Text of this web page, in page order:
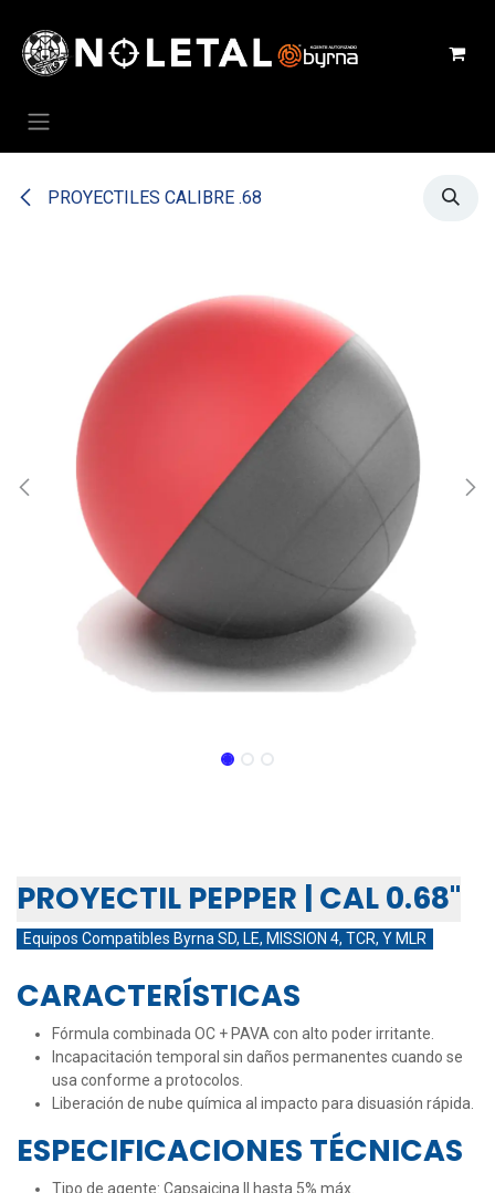
PROYECTILES CALIBRE .68
PROYECTIL PEPPER | CAL 0.68"
Equipos Compatibles Byrna SD, LE, MISSION 4, TCR, Y MLR
CARACTERÍSTICAS
Fórmula combinada OC + PAVA con alto poder irritante.
Incapacitación temporal sin daños permanentes cuando se
usa conforme a protocolos.
Liberación de nube química al impacto para disuasión rápida.
ESPECIFICACIONES TÉCNICAS
Tipo de agente: Capsaicina II hasta 5% máx.